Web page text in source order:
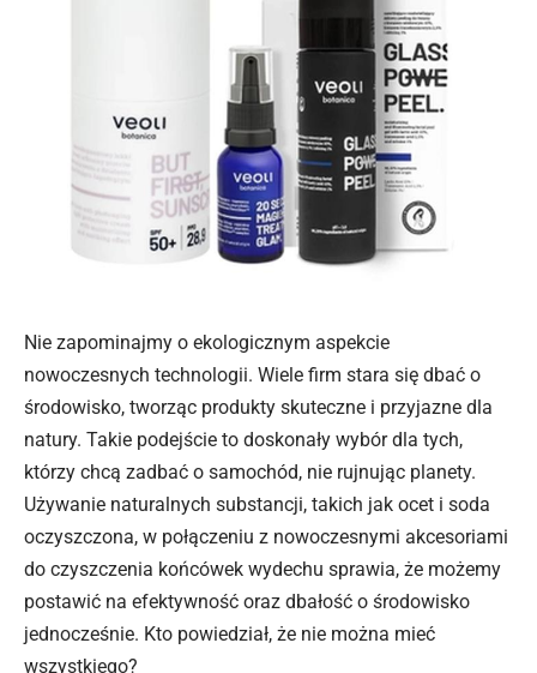
Nie zapominajmy o ekologicznym aspekcie
nowoczesnych technologii. Wiele firm stara się dbać o
środowisko, tworząc produkty skuteczne i przyjazne dla
natury. Takie podejście to doskonały wybór dla tych,
którzy chcą zadbać o samochód, nie rujnując planety.
Używanie naturalnych substancji, takich jak ocet i soda
oczyszczona, w połączeniu z nowoczesnymi akcesoriami
do czyszczenia końcówek wydechu sprawia, że możemy
postawić na efektywność oraz dbałość o środowisko
jednocześnie. Kto powiedział, że nie można mieć
wszystkiego?